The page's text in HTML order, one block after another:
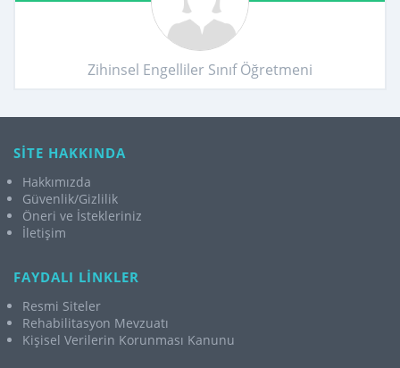
Zihinsel Engelliler Sınıf Öğretmeni
SİTE HAKKINDA
Hakkımızda
Güvenlik/Gizlilik
Öneri ve İstekleriniz
İletişim
FAYDALI LİNKLER
Resmi Siteler
Rehabilitasyon Mevzuatı
Kişisel Verilerin Korunması Kanunu